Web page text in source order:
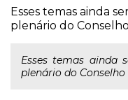
Esses temas ainda
plenário do
Esses temas ainda
plenário do Conselho